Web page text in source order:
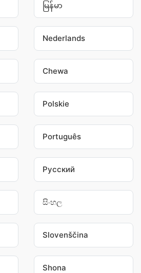
မြန်မာ
Nederlands
Chewa
Polskie
Português
Pусский
සිංහල
Slovenščina
Shona